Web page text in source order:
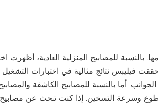
للمصابيح المنزلية العادية، أظهرت
فيليبس نتائج مثالية في اختبارات التشغيل
في جميع الجوانب. أما بالنسبة للمصابيح الكاشفة
وسرعة التسخين. إذا كنت تبحث عن مصابيح